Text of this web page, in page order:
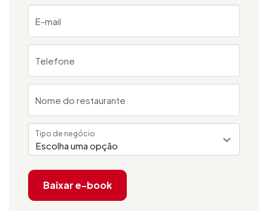
E-mail
Telefone
Nome do restaurante
Escolha uma opção
Tipo de negócio
Baixar e-book